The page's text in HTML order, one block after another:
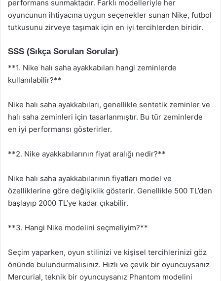
performans sunmaktadır. Farklı modelleriyle her
oyuncunun ihtiyacına uygun seçenekler sunan Nike, futbol
tutkusunu zirveye taşımak için en iyi tercihlerden biridir.
SSS (Sıkça Sorulan Sorular)
**1. Nike halı saha ayakkabıları hangi zeminlerde
kullanılabilir?**
Nike halı saha ayakkabıları, genellikle sentetik zeminler ve
halı saha zeminleri için tasarlanmıştır. Bu tür zeminlerde
en iyi performansı gösterirler.
**2. Nike ayakkabılarının fiyat aralığı nedir?**
Nike halı saha ayakkabılarının fiyatları model ve
özelliklerine göre değişiklik gösterir. Genellikle 500 TL’den
başlayıp 2000 TL’ye kadar çıkabilir.
**3. Hangi Nike modelini seçmeliyim?**
Seçim yaparken, oyun stilinizi ve kişisel tercihlerinizi göz
önünde bulundurmalısınız. Hızlı ve çevik bir oyuncuysanız
Mercurial, teknik bir oyuncuysanız Phantom modelini